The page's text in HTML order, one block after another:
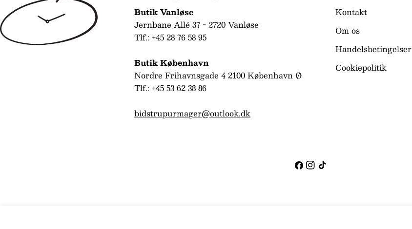
Butik Vanløse
Jernbane Allé 37 - 2720 Vanløse
Tlf.: +45 28 76 58 95
Butik København
Nordre Frihavnsgade 4 2100 København Ø
Tlf.: +45 53 62 38 86
bidstrupurmager@outlook.dk
Kontakt
Om os
Handelsbetingelser
Cookiepolitik
Facebook
Instagram
TikTok